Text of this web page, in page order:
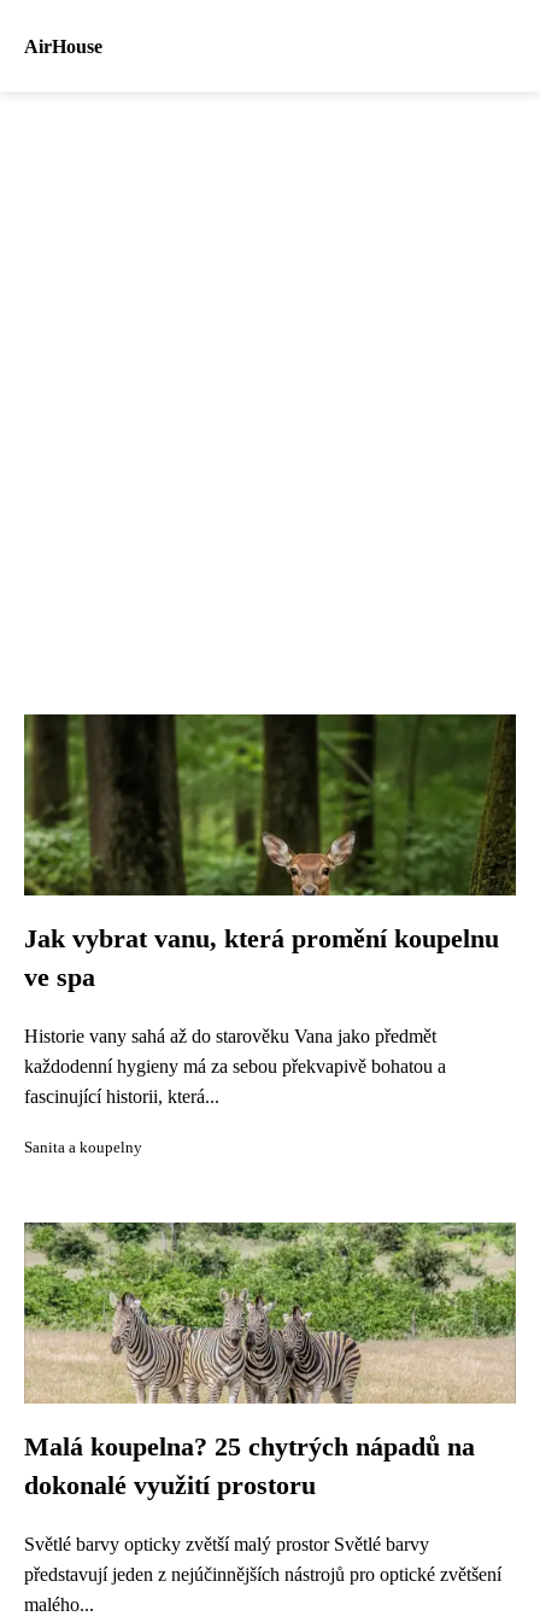
AirHouse
Jak vybrat vanu, která promění koupelnu
ve spa
Historie vany sahá až do starověku Vana jako předmět
každodenní hygieny má za sebou překvapivě bohatou a
fascinující historii, která...
Sanita a koupelny
Malá koupelna? 25 chytrých nápadů na
dokonalé využití prostoru
Světlé barvy opticky zvětší malý prostor Světlé barvy
představují jeden z nejúčinnějších nástrojů pro optické zvětšení
malého...